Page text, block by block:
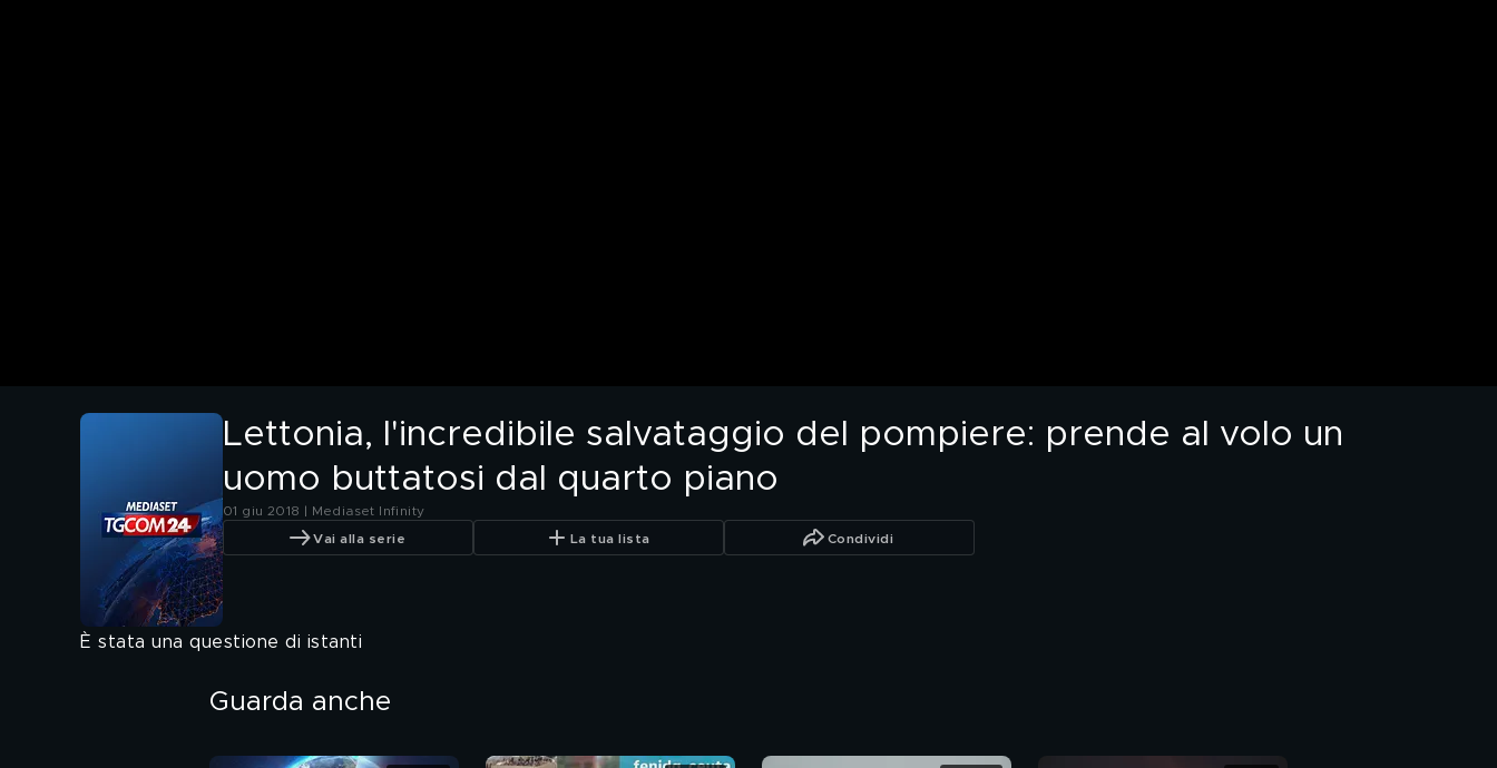
Lettonia, l'incredibile salvataggio del pompiere: prende al volo un
uomo buttatosi dal quarto piano
01 giu 2018 | Mediaset Infinity
Vai alla serie La tua lista Condividi
È stata una questione di istanti
Guarda anche